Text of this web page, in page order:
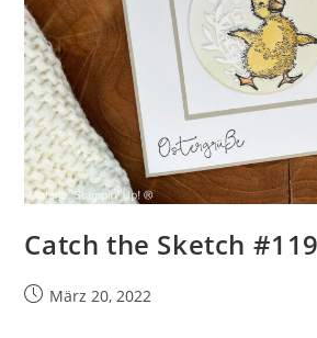
Catch the Sketch #119
BeitragMärz 20, 2022